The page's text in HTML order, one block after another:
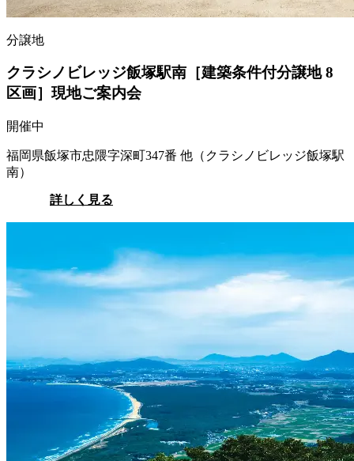
分譲地
クラシノビレッジ飯塚駅南［建築条件付分譲地 8
区画］現地ご案内会
開催中
福岡県飯塚市忠隈字深町347番 他（クラシノビレッジ飯塚駅
南）
詳しく見る